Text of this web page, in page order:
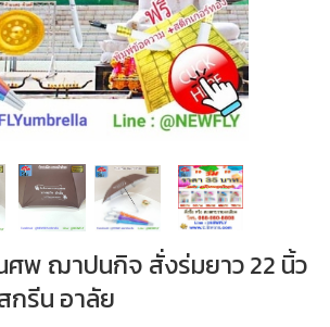
ศพ ฌาปนกิจ สั่งร่มยาว 22 นิ้ว
กรีน อาลัย